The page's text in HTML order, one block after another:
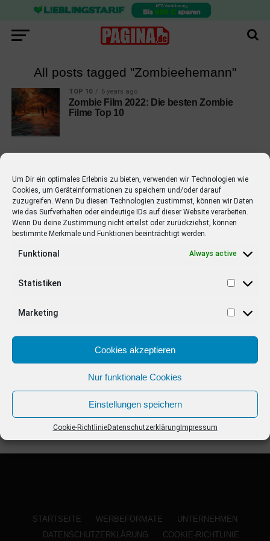
Um Dir ein optimales Erlebnis zu bieten, verwenden wir Technologien wie
Cookies, um Geräteinformationen zu speichern und/oder darauf
zuzugreifen. Wenn Du diesen Technologien zustimmst, können wir Daten
wie das Surfverhalten oder eindeutige IDs auf dieser Website verarbeiten.
Wenn Du deine Zustimmung nicht erteilst oder zurückziehst, können
bestimmte Merkmale und Funktionen beeinträchtigt werden.
Funktional Always active
Statistiken
Marketing
Cookies akzeptieren
Nur funktionale Cookies
Einstellungen speichern
Cookie-RichtlinieDatenschutzerklärung Impressum
All posts tagged "Zombieehemann"
TOP 10 6 years ago
Zombie Film 2022: Die besten Zombie
Filme Top 10
EMPFOHLEN
STARS 4 years ago
Barbara Schöneberger Moderatorin
von “Verstehen Sie Spaß?”
STARTSEITE WERBEFORMATE
UNTERNEHMEN
DATENSCHUTZERKLÄRUNG
COOKIE-RICHTLINIE